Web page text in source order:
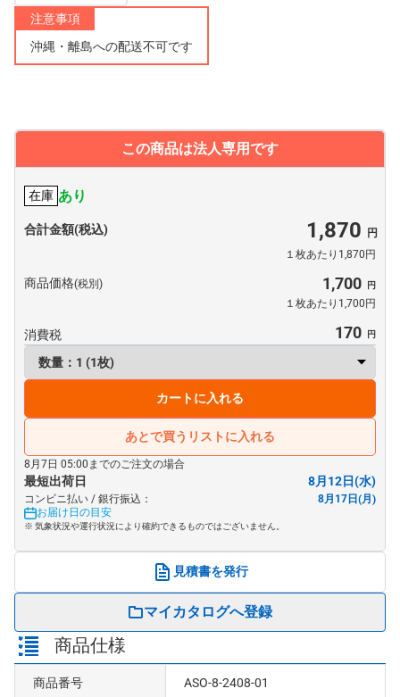
注意事項
沖縄・離島への配送不可です
この商品は法人専用です
在庫 あり
合計金額(税込) 1,870
１枚あたり1,870円
商品価格(税別) 1,700
１枚あたり1,700円
消費税 170
カートに入れる
あとで買うリストに入れる
8月7日 05:00までのご注文の場合
最短出荷日 8月12日(水)
コンビニ払い / 銀行振込：
8月17日(月)
お届け日の目安
※ 気象状況や運行状況により確約できるものではございません。
見積書を発行
マイカタログへ登録
商品仕様
商品番号 ASO-8-2408-01